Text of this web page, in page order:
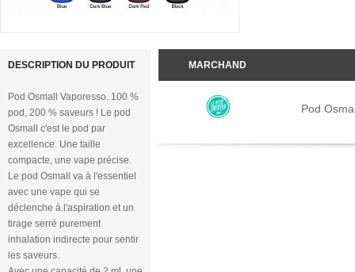
MARCHAND
Pod
DESCRIPTION DU PRODUIT
Pod Osmall Vaporesso. 100 %
pod, 200 % saveurs ! Le pod
Osmall c'est le pod par
excellence. Une taille
compacte, une vape précise.
Le pod Osmall va à l'essentiel
avec une vape qui se
déclenche à l'aspiration et un
tirage serré purement
inhalation indirecte pour sentir
les saveurs.